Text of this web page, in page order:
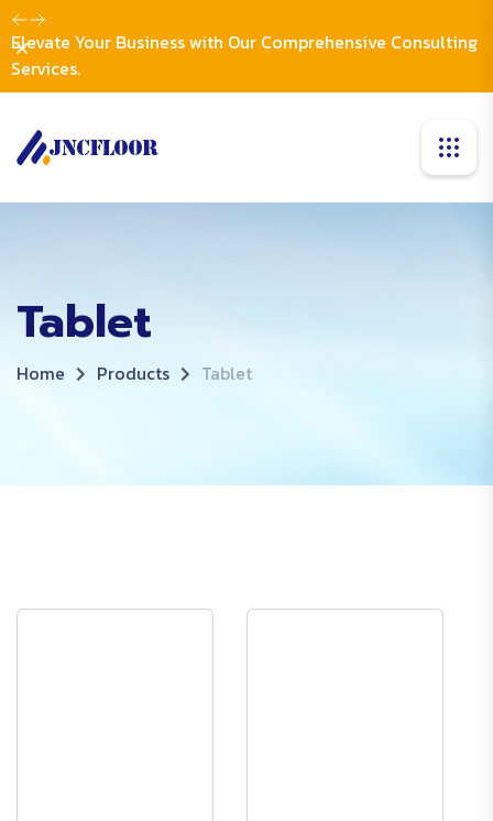
Elevate Your Business with Our Comprehensive Consulting
Services.
Dismiss
Tablet
Home Products Tablet